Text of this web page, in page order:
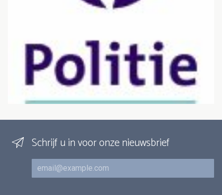
Schrijf u in voor onze nieuwsbrief
E-mail